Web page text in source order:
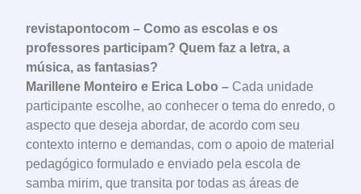
revistapontocom – Como as escolas e os
professores participam? Quem faz a letra, a
música, as fantasias?
Marillene Monteiro e Erica Lobo – Cada unidade
participante escolhe, ao conhecer o tema do enredo, o
aspecto que deseja abordar, de acordo com seu
contexto interno e demandas, com o apoio de material
pedagógico formulado e enviado pela escola de
samba mirim, que transita por todas as áreas de